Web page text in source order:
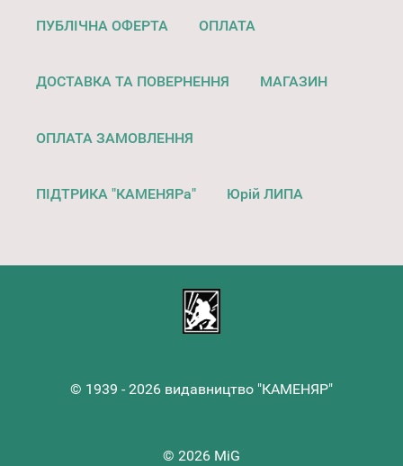
ПУБЛІЧНА ОФЕРТА ОПЛАТА
ДОСТАВКА ТА ПОВЕРНЕННЯ МАГАЗИН
ОПЛАТА ЗАМОВЛЕННЯ
ПІДТРИКА "КАМЕНЯРа" Юрій ЛИПА
© 1939 - 2026 видавництво "КАМЕНЯР"
© 2026 MiG